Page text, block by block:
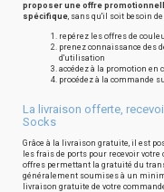
proposer une offre
spécifique, sans qu'il soit besoin
repérez les offres de
prenez connaissance des
d'utilisation
accédez à la promotion en
procédez à la commande
La livraison offerte,
Socks
Grâce à la livraison gratuite, il est
les frais de ports pour recevoir votre
offres permettant la gratuité du
généralement soumises à un
livraison gratuite de votre